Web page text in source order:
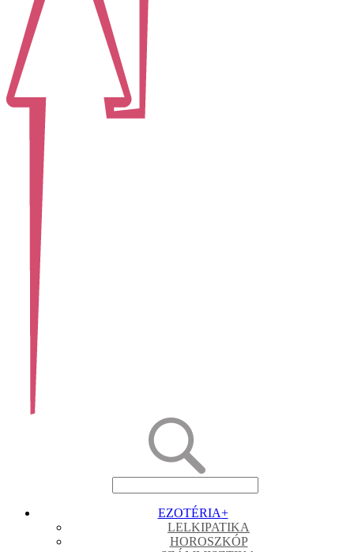
EZOTÉRIA+
LELKIPATIKA
HOROSZKÓP